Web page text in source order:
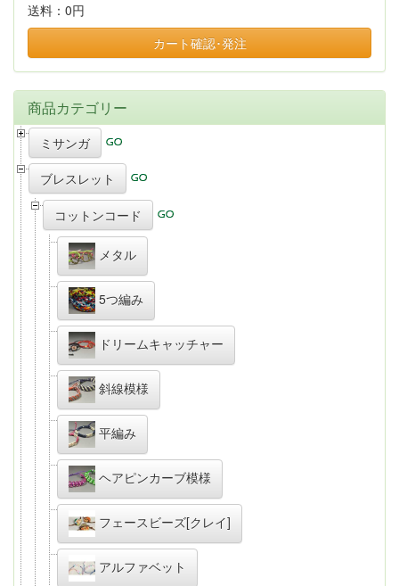
送料： 0円
カート確認･発注
商品カテゴリー
ミサンガ
ブレスレット
コットンコード
メタル
5つ編み
ドリームキャッチャー
斜線模様
平編み
ヘアピンカーブ模様
フェースビーズ[クレイ]
アルファベット